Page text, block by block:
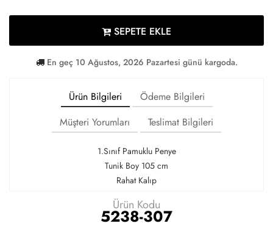
SEPETE EKLE
En geç 10 Ağustos, 2026 Pazartesi günü kargoda.
Ürün Bilgileri
Ödeme Bilgileri
Müşteri Yorumları
Teslimat Bilgileri
1.Sınıf Pamuklu Penye
Tunik Boy 105 cm
Rahat Kalıp
Ürün Kodu
5238-307